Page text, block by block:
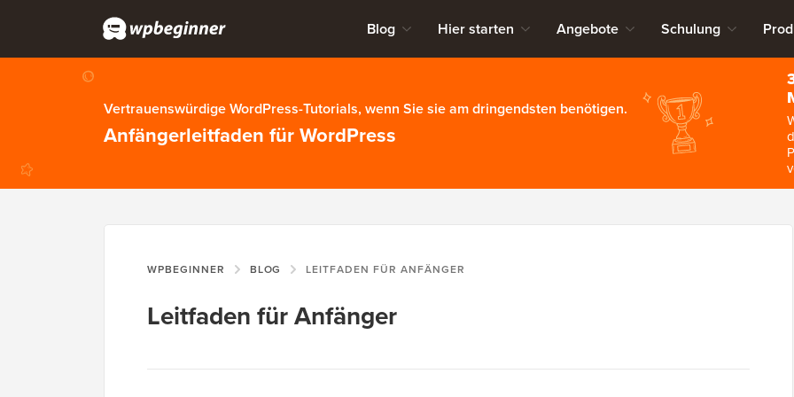
Blog Hier starten Angebote Schulung
Vertrauenswürdige WordPress-Tutorials, wenn Sie sie am dringendsten benötigen.
Anfängerleitfaden für WordPress
WPBEGINNER BLOG LEITFADEN FÜR ANFÄNGER
Leitfaden für Anfänger